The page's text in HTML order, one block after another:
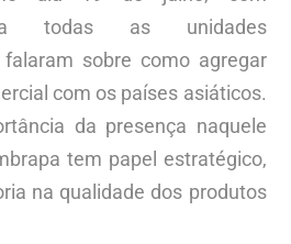
todas as unidades
sobre como agregar
com os países asiáticos.
da presença naquele
tem papel estratégico,
na qualidade dos produtos